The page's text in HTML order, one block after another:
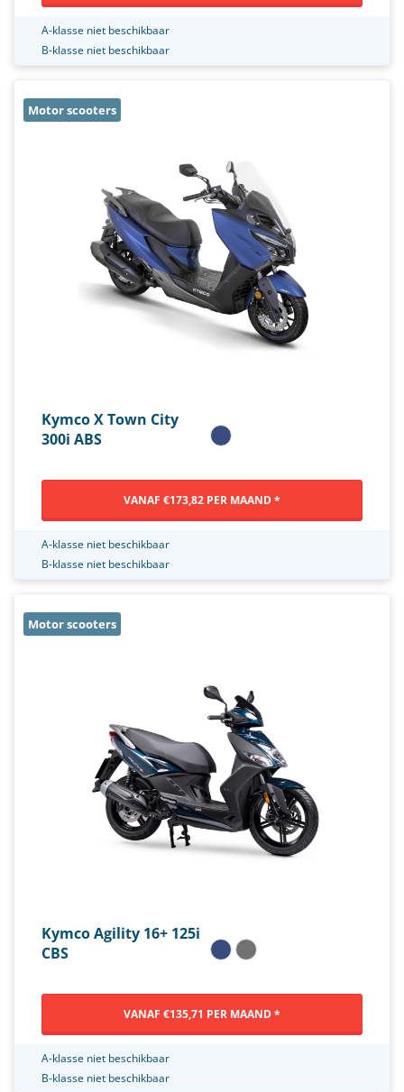
A-klasse niet beschikbaar
B-klasse niet beschikbaar
Motor scooters
Kymco X Town City
300i ABS
VANAF €173,82 PER MAAND *
A-klasse niet beschikbaar
B-klasse niet beschikbaar
Motor scooters
Kymco Agility 16+ 125i
CBS
VANAF €135,71 PER MAAND *
A-klasse niet beschikbaar
B-klasse niet beschikbaar